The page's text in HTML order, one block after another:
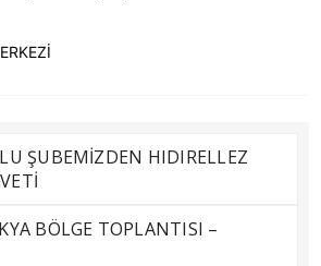
ŞUBEMİZDEN HIDIRELLEZ
BÖLGE TOPLANTISI –